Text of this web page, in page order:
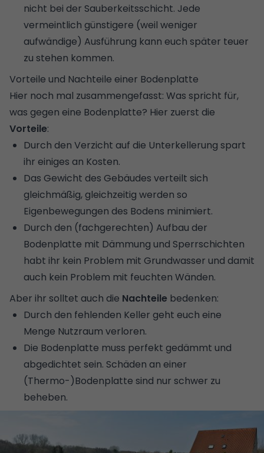
nicht bei der Sauberkeitsschicht. Jede
vermeintlich günstigere (weil weniger
aufwändige) Ausführung kann euch später teuer
zu stehen kommen.
Vorteile und Nachteile einer Bodenplatte
Hier noch mal zusammengefasst: Was spricht für,
was gegen eine Bodenplatte? Hier zuerst die
Vorteile:
Durch den Verzicht auf die Unterkellerung spart
ihr einiges an Kosten.
Das Gewicht des Gebäudes verteilt sich
gleichmäßig, gleichzeitig werden so
Eigenbewegungen des Bodens minimiert.
Durch den (fachgerechten) Aufbau der
Bodenplatte mit Dämmung und Sperrschichten
habt ihr kein Problem mit Grundwasser und damit
auch kein Problem mit feuchten Wänden.
Aber ihr solltet auch die Nachteile bedenken:
Durch den fehlenden Keller geht euch eine
Menge Nutzraum verloren.
Die Bodenplatte muss perfekt gedämmt und
abgedichtet sein. Schäden an einer
(Thermo-)Bodenplatte sind nur schwer zu
beheben.